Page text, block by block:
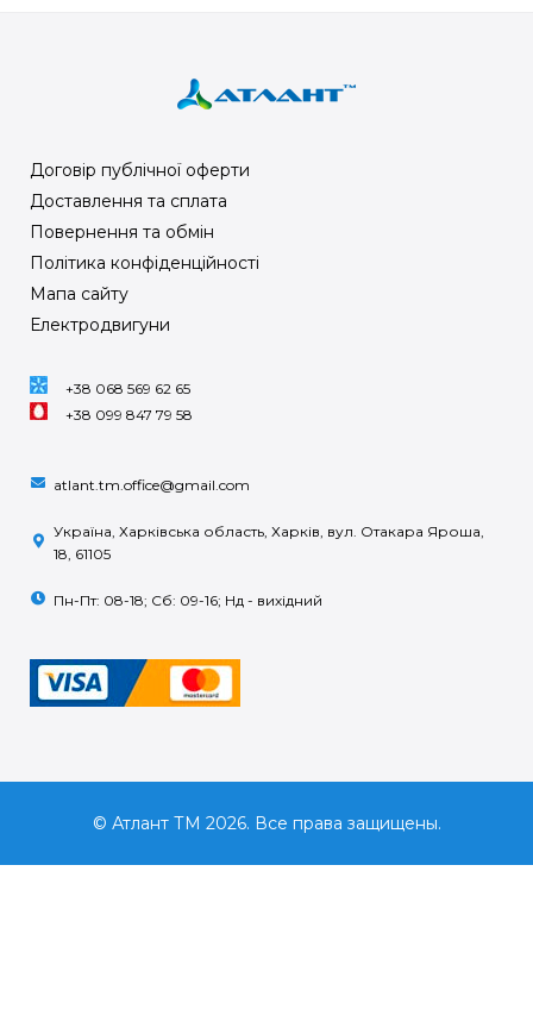
Договір публічної оферти
Доставлення та сплата
Повернення та обмін
Політика конфіденційності
Мапа сайту
Електродвигуни
+38 068 569 62 65
+38 099 847 79 58
atlant.tm.office@gmail.com
Україна, Харківська область, Харків, вул. Отакара Яроша,
18, 61105
Пн-Пт: 08-18; Сб: 09-16; Нд - вихідний
© Атлант ТМ 2026. Все права защищены.